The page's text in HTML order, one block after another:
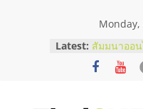
Monday,
Latest: สัมมนาออ
บริการน้ำ
คู่มือผู้ซื้อ เ